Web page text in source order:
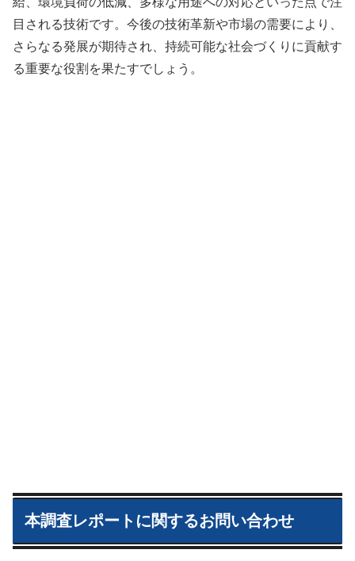
目される技術です。今後の技術革新や市場の需要により、
さらなる発展が期待され、持続可能な社会づくりに貢献す
る重要な役割を果たすでしょう。
本調査レポートに関するお問い合わせ